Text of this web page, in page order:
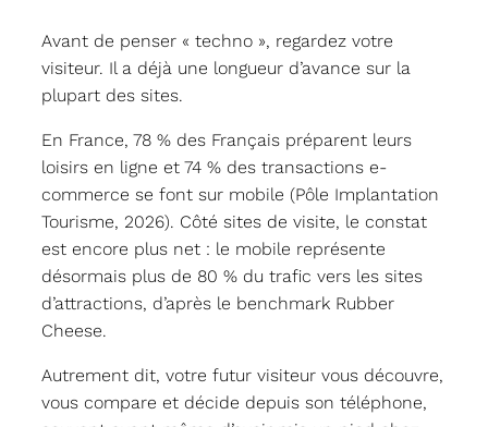
Avant de penser « techno », regardez votre
visiteur. Il a déjà une longueur d’avance sur la
plupart des sites.
En France, 78 % des Français préparent leurs
loisirs en ligne et 74 % des transactions e-
commerce se font sur mobile (Pôle Implantation
Tourisme, 2026). Côté sites de visite, le constat
est encore plus net : le mobile représente
désormais plus de 80 % du trafic vers les sites
d’attractions, d’après le benchmark Rubber
Cheese.
Autrement dit, votre futur visiteur vous découvre,
vous compare et décide depuis son téléphone,